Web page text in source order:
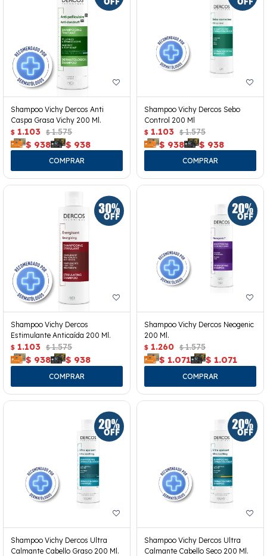
Shampoo Vichy Dercos Anti
Caspa Grasa Vichy 200 Ml.
$ 1.103 $ 1.575
$ 938 $ 938
Shampoo Vichy Dercos Sebo
Control 200 Ml
$ 1.103 $ 1.575
$ 938 $ 938
Shampoo Vichy Dercos
Estimulante Anticaída 200 Ml.
$ 1.103 $ 1.575
$ 938 $ 938
Shampoo Vichy Dercos Neogenic
200 Ml.
$ 1.260 $ 1.575
$ 1.071 $ 1.071
Shampoo Vichy Dercos Ultra
Calmante Cabello Graso 200 Ml.
Shampoo Vichy Dercos Ultra
Calmante Cabello Seco 200 Ml.